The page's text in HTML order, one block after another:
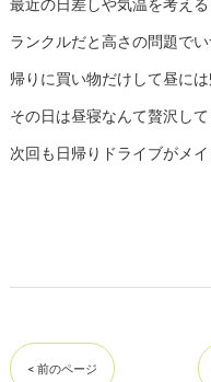
最近の日差しや気温を考え
ランクルだと高さの問題で
帰りに買い物だけして昼には
その日は昼寝なんて贅沢して
次回も日帰りドライブがメ
< 前のページ